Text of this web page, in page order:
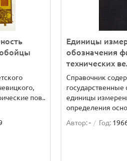
пов..
Единицы
обозначения
технических
Справочник
государственные
единицы
определения
Автор:- Год: